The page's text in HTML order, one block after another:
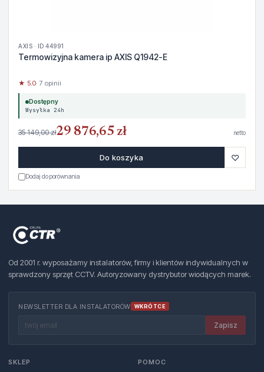
AXIS · ID 44991
Termowizyjna kamera ip AXIS Q1942-E
★ 5.0· 7 opinii
Dostępny
Wysyłka 24h
35 149,00 zł29 876,65 zł netto
Do koszyka ♡
Dodaj do porównania
Od 2001 r. wyposażamy instalatorów, firmy i klientów indywidualnych w
sprawdzony sprzęt CCTV. Autoryzowany dystrybutor wiodących marek.
NEWSLETTER DLA INSTALATORÓW WKRÓTCE
Zapisz
SKLEP POMOC